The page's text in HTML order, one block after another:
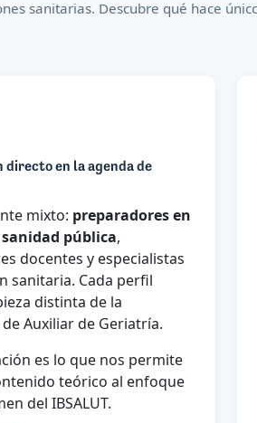
sanitarias. Descubre qué hace
directo en la agenda de
mixto: preparadores en
pública,
docentes y especialistas
sanitaria. Cada perfil
distinta de la
Auxiliar de Geriatría.
es lo que nos permite
teórico al enfoque
del IBSALUT.